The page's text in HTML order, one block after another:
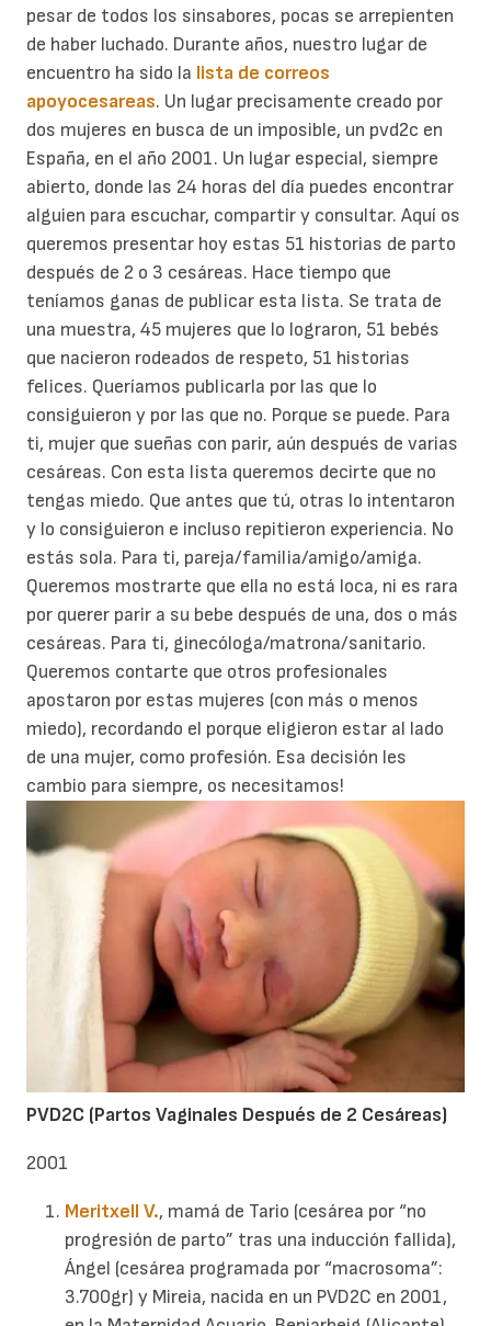
pesar de todos los sinsabores, pocas se arrepienten
de haber luchado. Durante años, nuestro lugar de
encuentro ha sido la lista de correos
apoyocesareas. Un lugar precisamente creado por
dos mujeres en busca de un imposible, un pvd2c en
España, en el año 2001. Un lugar especial, siempre
abierto, donde las 24 horas del día puedes encontrar
alguien para escuchar, compartir y consultar. Aquí os
queremos presentar hoy estas 51 historias de parto
después de 2 o 3 cesáreas. Hace tiempo que
teníamos ganas de publicar esta lista. Se trata de
una muestra, 45 mujeres que lo lograron, 51 bebés
que nacieron rodeados de respeto, 51 historias
felices. Queríamos publicarla por las que lo
consiguieron y por las que no. Porque se puede. Para
ti, mujer que sueñas con parir, aún después de varias
cesáreas. Con esta lista queremos decirte que no
tengas miedo. Que antes que tú, otras lo intentaron
y lo consiguieron e incluso repitieron experiencia. No
estás sola. Para ti, pareja/familia/amigo/amiga.
Queremos mostrarte que ella no está loca, ni es rara
por querer parir a su bebe después de una, dos o más
cesáreas. Para ti, ginecóloga/matrona/sanitario.
Queremos contarte que otros profesionales
apostaron por estas mujeres (con más o menos
miedo), recordando el porque eligieron estar al lado
de una mujer, como profesión. Esa decisión les
cambio para siempre, os necesitamos!
PVD2C (Partos Vaginales Después de 2 Cesáreas)
2001
Meritxell V., mamá de Tario (cesárea por “no
progresión de parto” tras una inducción fallida),
Ángel (cesárea programada por “macrosoma”:
3.700gr) y Mireia, nacida en un PVD2C en 2001,